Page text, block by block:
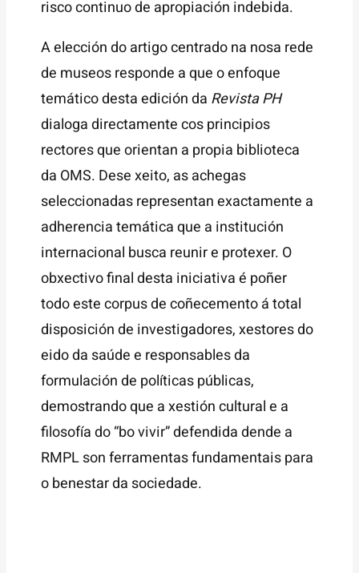
risco continuo de apropiación indebida.
A elección do artigo centrado na nosa rede
de museos responde a que o enfoque
temático desta edición da Revista PH
dialoga directamente cos principios
rectores que orientan a propia biblioteca
da OMS. Dese xeito, as achegas
seleccionadas representan exactamente a
adherencia temática que a institución
internacional busca reunir e protexer. O
obxectivo final desta iniciativa é poñer
todo este corpus de coñecemento á total
disposición de investigadores, xestores do
eido da saúde e responsables da
formulación de políticas públicas,
demostrando que a xestión cultural e a
filosofía do “bo vivir” defendida dende a
RMPL son ferramentas fundamentais para
o benestar da sociedade.